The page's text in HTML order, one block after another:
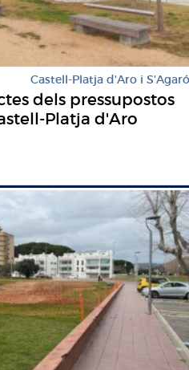
Castell-Platja d'Aro i S'Agaró
dels pressupostos
Platja d'Aro